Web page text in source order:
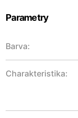
Parametry
Barva:
Charakteristika: